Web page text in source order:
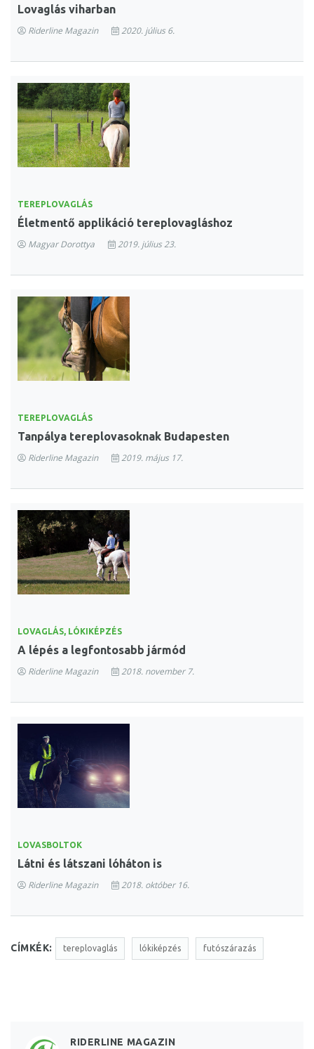
Lovaglás viharban
Riderline Magazin 2020. július 6.
TEREPLOVAGLÁS
Életmentő applikáció tereplovagláshoz
Magyar Dorottya 2019. július 23.
TEREPLOVAGLÁS
Tanpálya tereplovasoknak Budapesten
Riderline Magazin 2019. május 17.
LOVAGLÁS, LÓKIKÉPZÉS
A lépés a legfontosabb jármód
Riderline Magazin 2018. november 7.
LOVASBOLTOK
Látni és látszani lóháton is
Riderline Magazin 2018. október 16.
CÍMKÉK: tereplovaglás lókiképzés futószárazás
RIDERLINE MAGAZIN